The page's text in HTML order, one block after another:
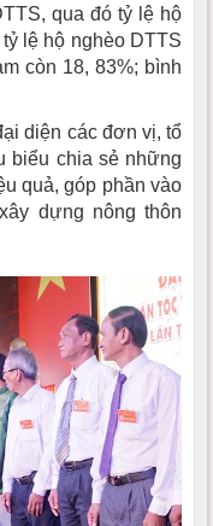
qua đó tỷ lệ hộ
lệ hộ nghèo DTTS
còn 18, 83%; bình
diện các đơn vị, tổ
biểu chia sẻ những
quả, góp phần vào
dựng nông thôn